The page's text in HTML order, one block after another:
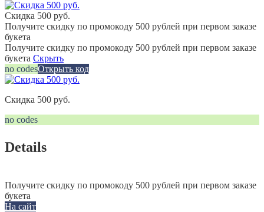
Скидка 500 руб.
Получите скидку по промокоду 500 рублей при первом заказе
букета
Получите скидку по промокоду 500 рублей при первом заказе
букета Скрыть
no codesОткрыть код
Скидка 500 руб.
no codes
Details
Получите скидку по промокоду 500 рублей при первом заказе
букета
На сайт